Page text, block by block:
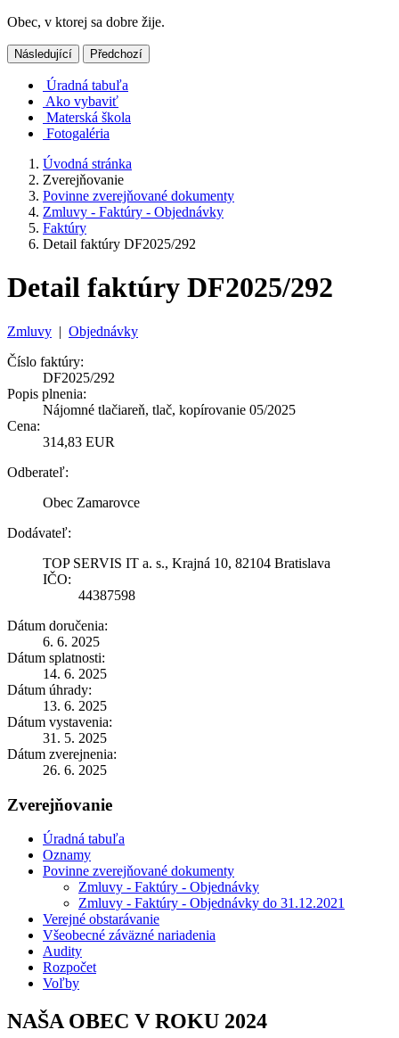
Obec, v ktorej sa dobre žije.
Následující Předchozí
Úradná tabuľa
Ako vybaviť
Materská škola
Fotogaléria
Úvodná stránka
Zverejňovanie
Povinne zverejňované dokumenty
Zmluvy - Faktúry - Objednávky
Faktúry
Detail faktúry DF2025/292
Detail faktúry DF2025/292
Zmluvy | Objednávky
Číslo faktúry:
DF2025/292
Popis plnenia:
Nájomné tlačiareň, tlač, kopírovanie 05/2025
Cena:
314,83 EUR
Odberateľ:
Obec Zamarovce
Dodávateľ:
TOP SERVIS IT a. s., Krajná 10, 82104 Bratislava
IČO:
44387598
Dátum doručenia:
6. 6. 2025
Dátum splatnosti:
14. 6. 2025
Dátum úhrady:
13. 6. 2025
Dátum vystavenia:
31. 5. 2025
Dátum zverejnenia:
26. 6. 2025
Zverejňovanie
Úradná tabuľa
Oznamy
Povinne zverejňované dokumenty
Zmluvy - Faktúry - Objednávky
Zmluvy - Faktúry - Objednávky do 31.12.2021
Verejné obstarávanie
Všeobecné záväzné nariadenia
Audity
Rozpočet
Voľby
NAŠA OBEC V ROKU 2024